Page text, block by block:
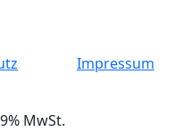
Impressum
MwSt.